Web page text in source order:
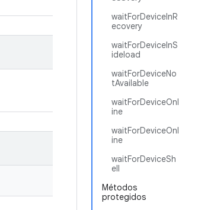
waitForDeviceInR
ecovery
waitForDeviceInS
ideload
waitForDeviceNo
tAvailable
waitForDeviceOnl
ine
waitForDeviceOnl
ine
waitForDeviceSh
ell
Métodos
protegidos